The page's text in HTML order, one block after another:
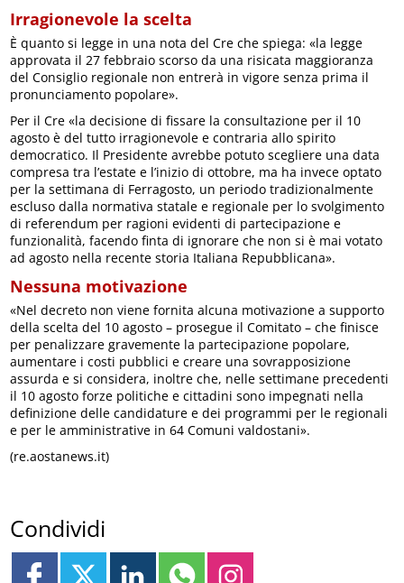
Irragionevole la scelta
È quanto si legge in una nota del Cre che spiega: «la legge
approvata il 27 febbraio scorso da una risicata maggioranza
del Consiglio regionale non entrerà in vigore senza prima il
pronunciamento popolare».
Per il Cre «la decisione di fissare la consultazione per il 10
agosto è del tutto irragionevole e contraria allo spirito
democratico. Il Presidente avrebbe potuto scegliere una data
compresa tra l’estate e l’inizio di ottobre, ma ha invece optato
per la settimana di Ferragosto, un periodo tradizionalmente
escluso dalla normativa statale e regionale per lo svolgimento
di referendum per ragioni evidenti di partecipazione e
funzionalità, facendo finta di ignorare che non si è mai votato
ad agosto nella recente storia Italiana Repubblicana».
Nessuna motivazione
«Nel decreto non viene fornita alcuna motivazione a supporto
della scelta del 10 agosto – prosegue il Comitato – che finisce
per penalizzare gravemente la partecipazione popolare,
aumentare i costi pubblici e creare una sovrapposizione
assurda e si considera, inoltre che, nelle settimane precedenti
il 10 agosto forze politiche e cittadini sono impegnati nella
definizione delle candidature e dei programmi per le regionali
e per le amministrative in 64 Comuni valdostani».
(re.aostanews.it)
Condividi